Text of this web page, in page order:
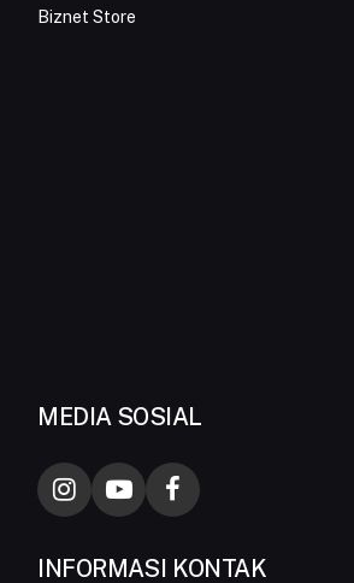
Biznet Store
MEDIA SOSIAL
INFORMASI KONTAK